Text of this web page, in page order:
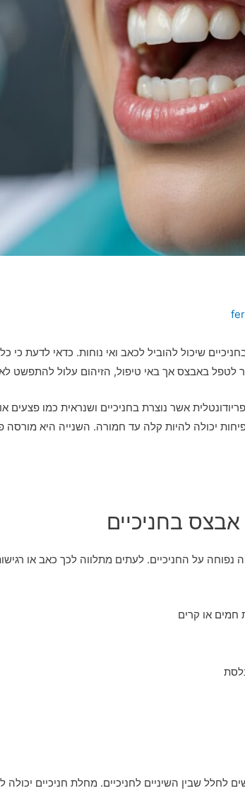
שיכול להוביל לכאב ואי נוחות. כדאי לדעת
באבצס אך באי טיפול, הזיהום עלול להתפשט
אשר נוצרת בחניכיים ושנראית כמו פצעים
יכולה להיות קלה עד חמורה. השנייה היא
בחניכיים
על החניכיים. לעתים מתלווה לכך כאב או
חמים או קרים
לחלל שבין השיניים לחניכיים. מחלת חניכיים